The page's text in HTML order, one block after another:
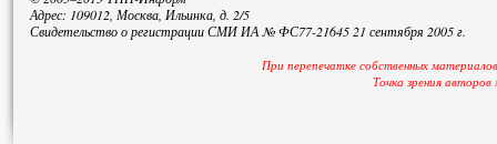
Адрес: 109012, Москва, Ильинка, д. 2/5
Свидетельство о регистрации СМИ ИА № ФС77-21645 21 сентября 2005 г.
При перепечатке собственных
Точка зрения